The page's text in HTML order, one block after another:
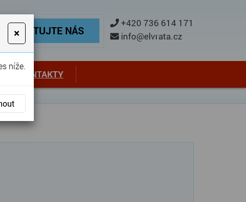
Kontaktujte nás
KONTAKTUJTE NÁS
+420 736 614 171
info@elvrata.cz
KONTAKTY
×
níže.